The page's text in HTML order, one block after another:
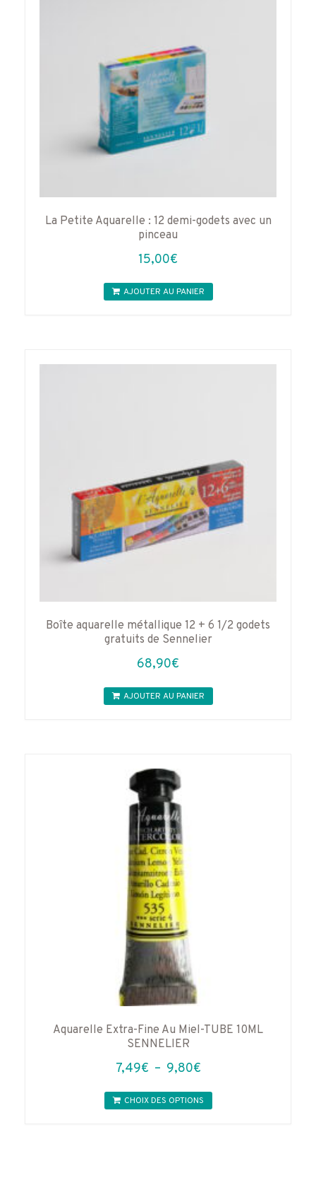
La Petite Aquarelle : 12 demi-godets avec un
pinceau
15,00€
AJOUTER AU PANIER
Boîte aquarelle métallique 12 + 6 1/2 godets
gratuits de Sennelier
68,90€
AJOUTER AU PANIER
Aquarelle Extra-Fine Au Miel-TUBE 10ML
SENNELIER
7,49€ – 9,80€Plage
prix :
CHOIX DES OPTIONS
Ce